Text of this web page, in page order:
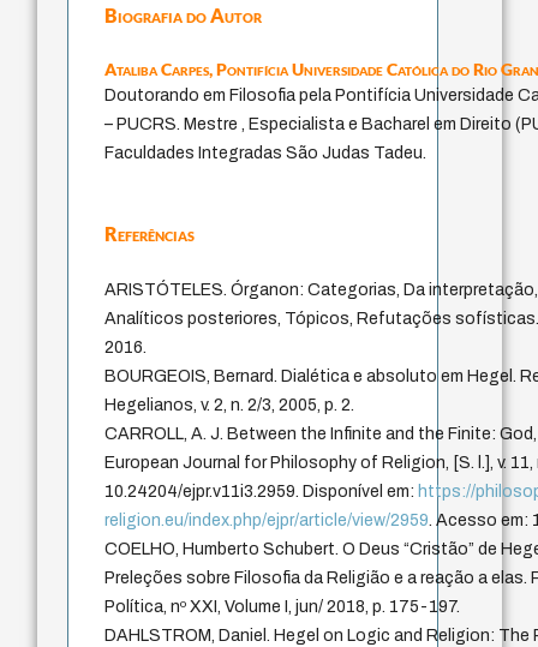
Biografia do Autor
Ataliba Carpes,Pontifícia Universidade Católica do Rio
Doutorando em Filosofia pela Pontifícia Universidade
– PUCRS. Mestre , Especialista e Bacharel em Direito
Faculdades Integradas São Judas Tadeu.
Referências
ARISTÓTELES. Órganon: Categorias, Da
Analíticos posteriores, Tópicos, Refutações sofísticas.
2016.
BOURGEOIS, Bernard. Dialética e absoluto em Hegel.
Hegelianos, v. 2, n. 2/3, 2005, p. 2.
CARROLL, A. J. Between the Infinite and the Finite:
European Journal for Philosophy of Religion, [S. l.], v. 11,
10.24204/ejpr.v11i3.2959. Disponível em: https://
religion.eu/index.php/ejpr/article/view/2959. Acesso em:
COELHO, Humberto Schubert. O Deus “Cristão” de
Preleções sobre Filosofia da Religião e a reação a elas.
Política, nº XXI, Volume I, jun/ 2018, p. 175-197.
DAHLSTROM, Daniel. Hegel on Logic and Religion: